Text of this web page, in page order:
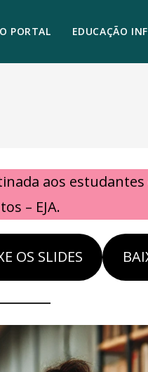
PORTAL EDUCAÇÃO
aos estudantes
– EJA.
OS SLIDES